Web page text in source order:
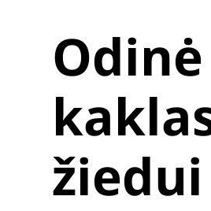
žiedui